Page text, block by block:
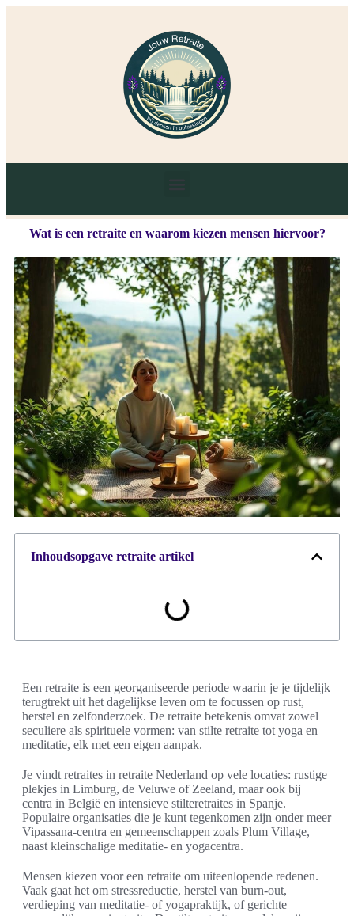
Wat is een retraite en waarom kiezen mensen hiervoor?
Inhoudsopgave retraite artikel
Een retraite is een georganiseerde periode waarin je je tijdelijk
terugtrekt uit het dagelijkse leven om te focussen op rust,
herstel en zelfonderzoek. De retraite betekenis omvat zowel
seculiere als spirituele vormen: van stilte retraite tot yoga en
meditatie, elk met een eigen aanpak.
Je vindt retraites in retraite Nederland op vele locaties: rustige
plekjes in Limburg, de Veluwe of Zeeland, maar ook bij
centra in België en intensieve stilteretraites in Spanje.
Populaire organisaties die je kunt tegenkomen zijn onder meer
Vipassana-centra en gemeenschappen zoals Plum Village,
naast kleinschalige meditatie- en yogacentra.
Mensen kiezen voor een retraite om uiteenlopende redenen.
Vaak gaat het om stressreductie, herstel van burn-out,
verdieping van meditatie- of yogapraktijk, of gerichte